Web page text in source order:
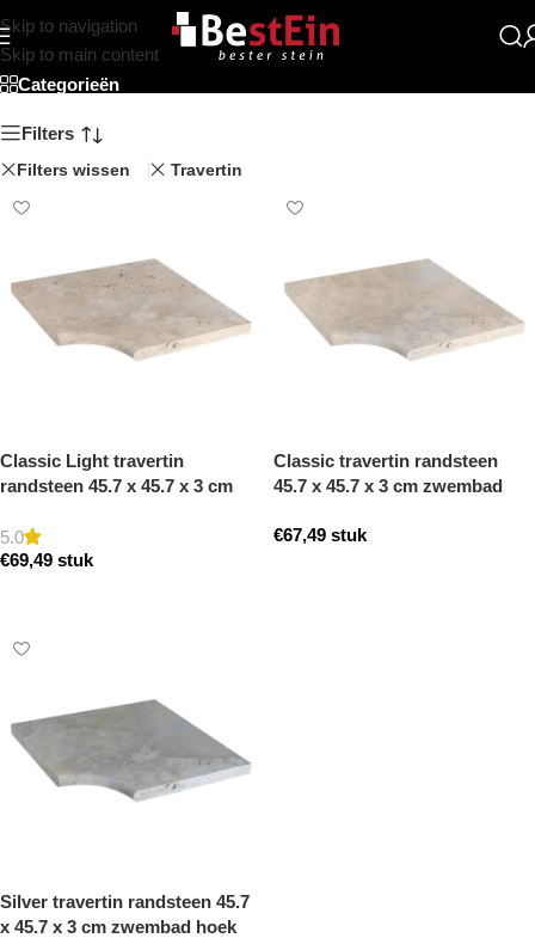
Skip to navigation
Skip to main content
Hoek
Categorieën
Filters
Filters wissen Travertin
Classic Light travertin
randsteen 45.7 x 45.7 x 3 cm
getrommeld
5.0
€69,49 stuk
Classic travertin randsteen
45.7 x 45.7 x 3 cm zwembad
€67,49 stuk
Silver travertin randsteen 45.7
x 45.7 x 3 cm zwembad hoek